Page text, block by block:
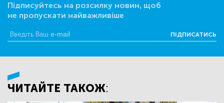
Підписуйтесь на розсилку новин, щоб
не пропускати найважливіше
ПІДПИСАТИСЬ
ЧИТАЙТЕ ТАКОЖ: